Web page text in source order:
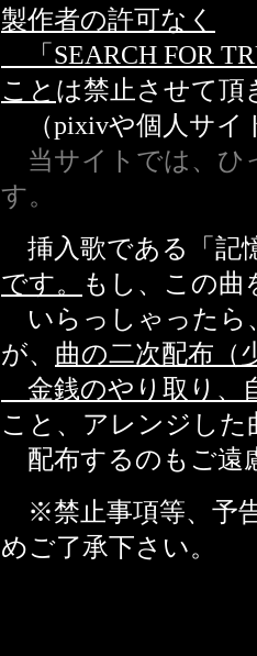
製作者の許可なく
「SEARCH FOR
こと は禁止させて頂
（pixivや個人サイ
当サイトでは、
す。
挿入歌である「記
です。
もし、この
いらっしゃったら
が、 曲の二次配布（
金銭のやり取り、
こと、アレンジした
配布するのもご遠
※禁止事項等、予
めご了承下さい。